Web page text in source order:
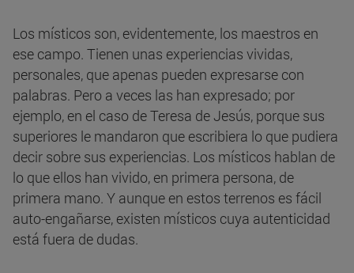
Los místicos son, evidentemente, los maestros en
ese campo. Tienen unas experiencias vividas,
personales, que apenas pueden expresarse con
palabras. Pero a veces las han expresado; por
ejemplo, en el caso de Teresa de Jesús, porque sus
superiores le mandaron que escribiera lo que pudiera
decir sobre sus experiencias. Los místicos hablan de
lo que ellos han vivido, en primera persona, de
primera mano. Y aunque en estos terrenos es fácil
auto-engañarse, existen místicos cuya autenticidad
está fuera de dudas.